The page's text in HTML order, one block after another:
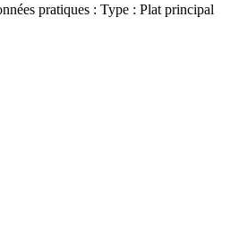
Données pratiques : Type :